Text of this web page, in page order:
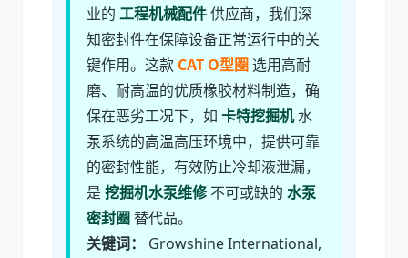
尼桑 依维柯
业的 工程机械配件供应商，我们深
知密封件在保障设备正常运行中的关
键作用。这款 CAT O型圈 选用高耐
磨、耐高温的优质橡胶材料制造，确
保在恶劣工况下，如 卡特挖掘机水
泵系统的高温高压环境中，提供可靠
的密封性能，有效防止冷却液泄漏，
是 挖掘机水泵维修不可或缺的 水泵
密封圈 替代品。
关键词：
Growshine International,